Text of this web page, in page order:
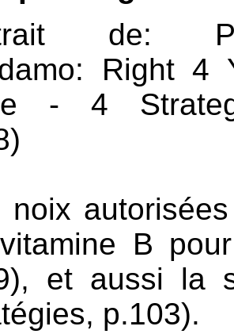
de:
Right 4
- 4
noix
B
et aussi la
p.103).